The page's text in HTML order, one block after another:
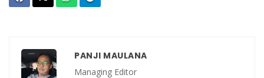
PANJI MAULANA
Managing Editor